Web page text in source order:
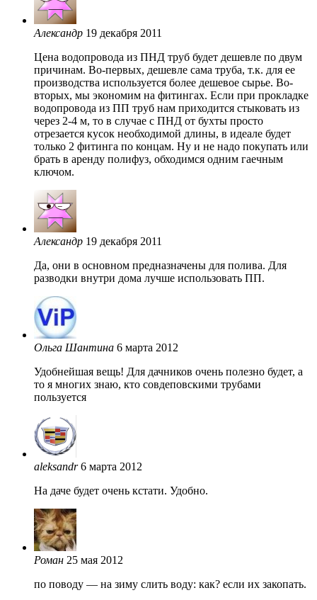
Александр 19 декабря 2011
Цена водопровода из ПНД труб будет дешевле по двум
причинам. Во-первых, дешевле сама труба, т.к. для ее
производства используется более дешевое сырье. Во-
вторых, мы экономим на фитингах. Если при прокладке
водопровода из ПП труб нам приходится стыковать из
через 2-4 м, то в случае с ПНД от бухты просто
отрезается кусок необходимой длины, в идеале будет
только 2 фитинга по концам. Ну и не надо покупать или
брать в аренду полифуз, обходимся одним гаечным
ключом.
Александр 19 декабря 2011
Да, они в основном предназначены для полива. Для
разводки внутри дома лучше использовать ПП.
Ольга Шантина 6 марта 2012
Удобнейшая вещь! Для дачников очень полезно будет, а
то я многих знаю, кто совдеповскими трубами
пользуется
aleksandr 6 марта 2012
На даче будет очень кстати. Удобно.
Роман 25 мая 2012
по поводу — на зиму слить воду: как? если их закопать.